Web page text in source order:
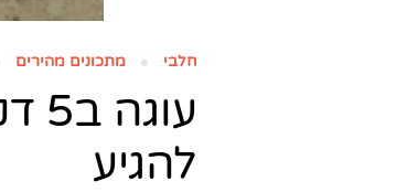
חלבי מתכונים מהירים
להגיע